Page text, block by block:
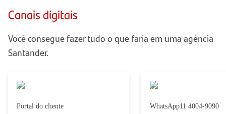
Canais digitais
Você consegue fazer tudo o que faria em uma agência
Santander.
Portal do cliente WhatsApp11 4004-9090